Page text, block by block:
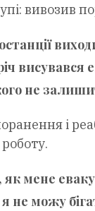
вивозив
висувався
не
і
роботу.
як мене
не можу